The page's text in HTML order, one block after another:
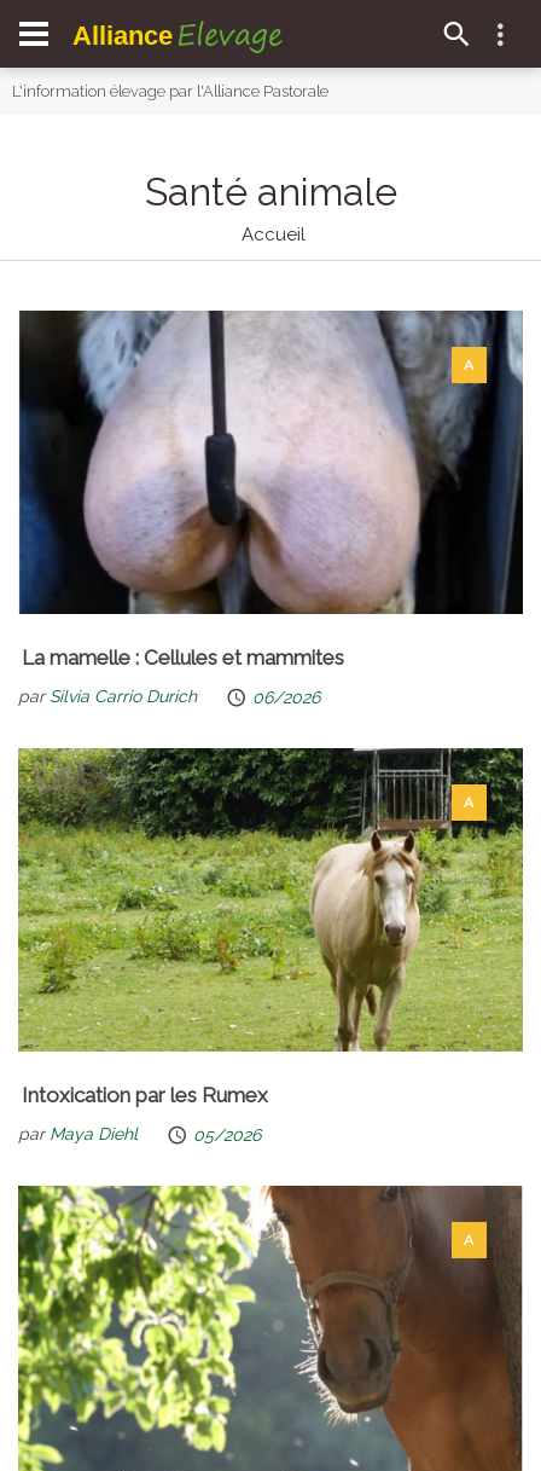
Alliance Elevage
L'information élevage par l'Alliance Pastorale
Santé animale
Accueil
A
La mamelle : Cellules et mammites
parSilvia Carrio Durich 06/2026
A
Intoxication par les Rumex
parMaya Diehl 05/2026
A